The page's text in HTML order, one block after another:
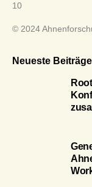
10
© 2024
Neueste Beiträge